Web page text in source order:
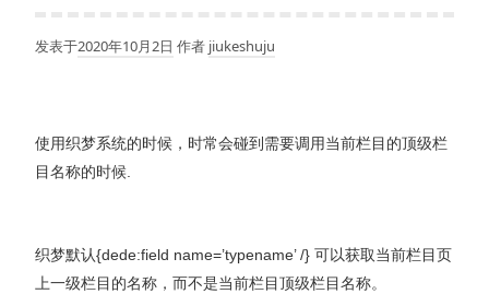
发表于2020年10月2日 作者 jiukeshuju
使用织梦系统的时候，时常会碰到需要调用当前栏目的顶级栏
目名称的时候.
织梦默认{dede:field name=’typename’ /} 可以获取当前栏目页
上一级栏目的名称，而不是当前栏目顶级栏目名称。